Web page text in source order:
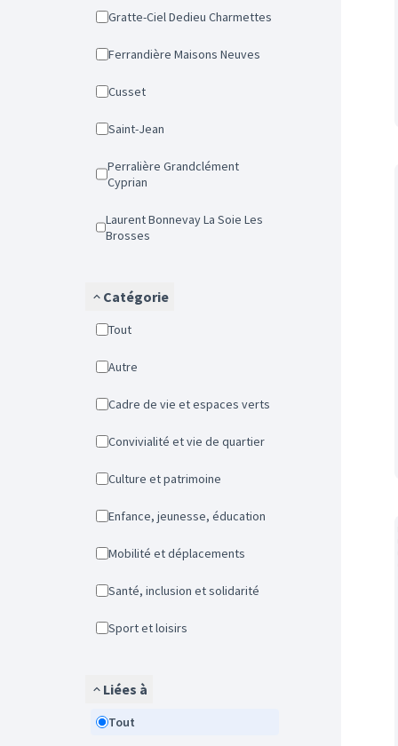
Gratte-Ciel Dedieu Charmettes
Ferrandière Maisons Neuves
Cusset
Saint-Jean
Perralière Grandclément
Cyprian
Laurent Bonnevay La Soie Les
Brosses
Catégorie
Tout
Autre
Cadre de vie et espaces verts
Convivialité et vie de quartier
Culture et patrimoine
Enfance, jeunesse, éducation
Mobilité et déplacements
Santé, inclusion et solidarité
Sport et loisirs
Liées à
Tout